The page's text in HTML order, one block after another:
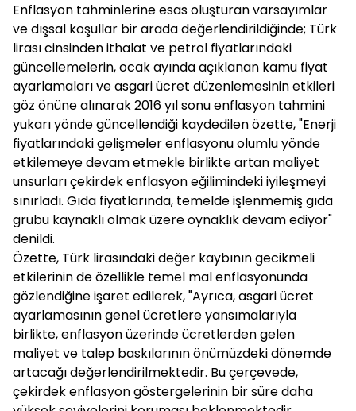
Enflasyon tahminlerine esas oluşturan varsayımlar
ve dışsal koşullar bir arada değerlendirildiğinde; Türk
lirası cinsinden ithalat ve petrol fiyatlarındaki
güncellemelerin, ocak ayında açıklanan kamu fiyat
ayarlamaları ve asgari ücret düzenlemesinin etkileri
göz önüne alınarak 2016 yıl sonu enflasyon tahmini
yukarı yönde güncellendiği kaydedilen özette, "Enerji
fiyatlarındaki gelişmeler enflasyonu olumlu yönde
etkilemeye devam etmekle birlikte artan maliyet
unsurları çekirdek enflasyon eğilimindeki iyileşmeyi
sınırladı. Gıda fiyatlarında, temelde işlenmemiş gıda
grubu kaynaklı olmak üzere oynaklık devam ediyor"
denildi.
Özette, Türk lirasındaki değer kaybının gecikmeli
etkilerinin de özellikle temel mal enflasyonunda
gözlendiğine işaret edilerek, "Ayrıca, asgari ücret
ayarlamasının genel ücretlere yansımalarıyla
birlikte, enflasyon üzerinde ücretlerden gelen
maliyet ve talep baskılarının önümüzdeki dönemde
artacağı değerlendirilmektedir. Bu çerçevede,
çekirdek enflasyon göstergelerinin bir süre daha